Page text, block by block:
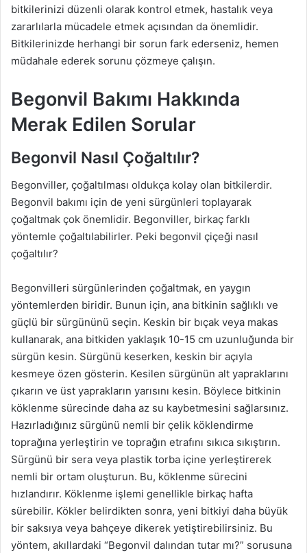
bitkilerinizi düzenli olarak kontrol etmek, hastalık veya
zararlılarla mücadele etmek açısından da önemlidir.
Bitkilerinizde herhangi bir sorun fark ederseniz, hemen
müdahale ederek sorunu çözmeye çalışın.
Begonvil Bakımı Hakkında
Merak Edilen Sorular
Begonvil Nasıl Çoğaltılır?
Begonviller, çoğaltılması oldukça kolay olan bitkilerdir.
Begonvil bakımı için de yeni sürgünleri toplayarak
çoğaltmak çok önemlidir. Begonviller, birkaç farklı
yöntemle çoğaltılabilirler. Peki begonvil çiçeği nasıl
çoğaltılır?
Begonvilleri sürgünlerinden çoğaltmak, en yaygın
yöntemlerden biridir. Bunun için, ana bitkinin sağlıklı ve
güçlü bir sürgününü seçin. Keskin bir bıçak veya makas
kullanarak, ana bitkiden yaklaşık 10-15 cm uzunluğunda bir
sürgün kesin. Sürgünü keserken, keskin bir açıyla
kesmeye özen gösterin. Kesilen sürgünün alt yapraklarını
çıkarın ve üst yaprakların yarısını kesin. Böylece bitkinin
köklenme sürecinde daha az su kaybetmesini sağlarsınız.
Hazırladığınız sürgünü nemli bir çelik köklendirme
toprağına yerleştirin ve toprağın etrafını sıkıca sıkıştırın.
Sürgünü bir sera veya plastik torba içine yerleştirerek
nemli bir ortam oluşturun. Bu, köklenme sürecini
hızlandırır. Köklenme işlemi genellikle birkaç hafta
sürebilir. Kökler belirdikten sonra, yeni bitkiyi daha büyük
bir saksıya veya bahçeye dikerek yetiştirebilirsiniz. Bu
yöntem, akıllardaki “Begonvil dalından tutar mı?” sorusuna